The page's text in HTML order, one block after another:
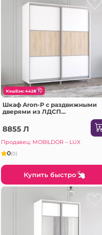
КэшБэк: 4428
Шкаф Aron-P с раздвижными
дверями из ЛДСП
горизонтальный (190x60x200H
см) Sonoma
8855 Л
Продавец: MOBILDOR – LUX
0(0)
Купить быстро